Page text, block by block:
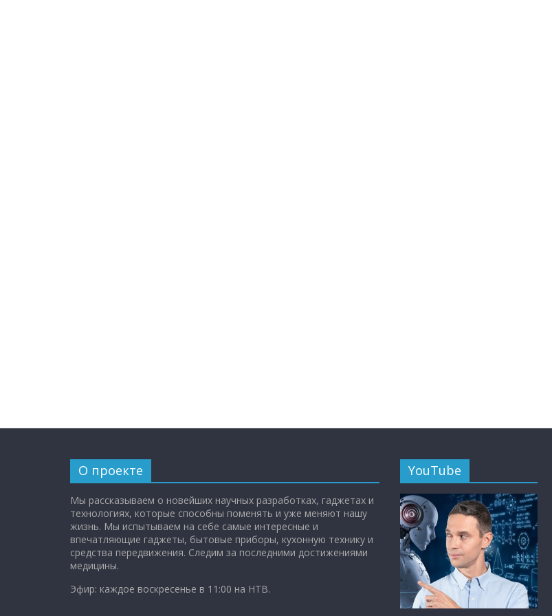
О проекте
Мы рассказываем о новейших научных разработках, гаджетах и
технологиях, которые способны поменять и уже меняют нашу
жизнь. Мы испытываем на себе самые интересные и
впечатляющие гаджеты, бытовые приборы, кухонную технику и
средства передвижения. Следим за последними достижениями
медицины.
Эфир: каждое воскресенье в 11:00 на НТВ.
YouTube